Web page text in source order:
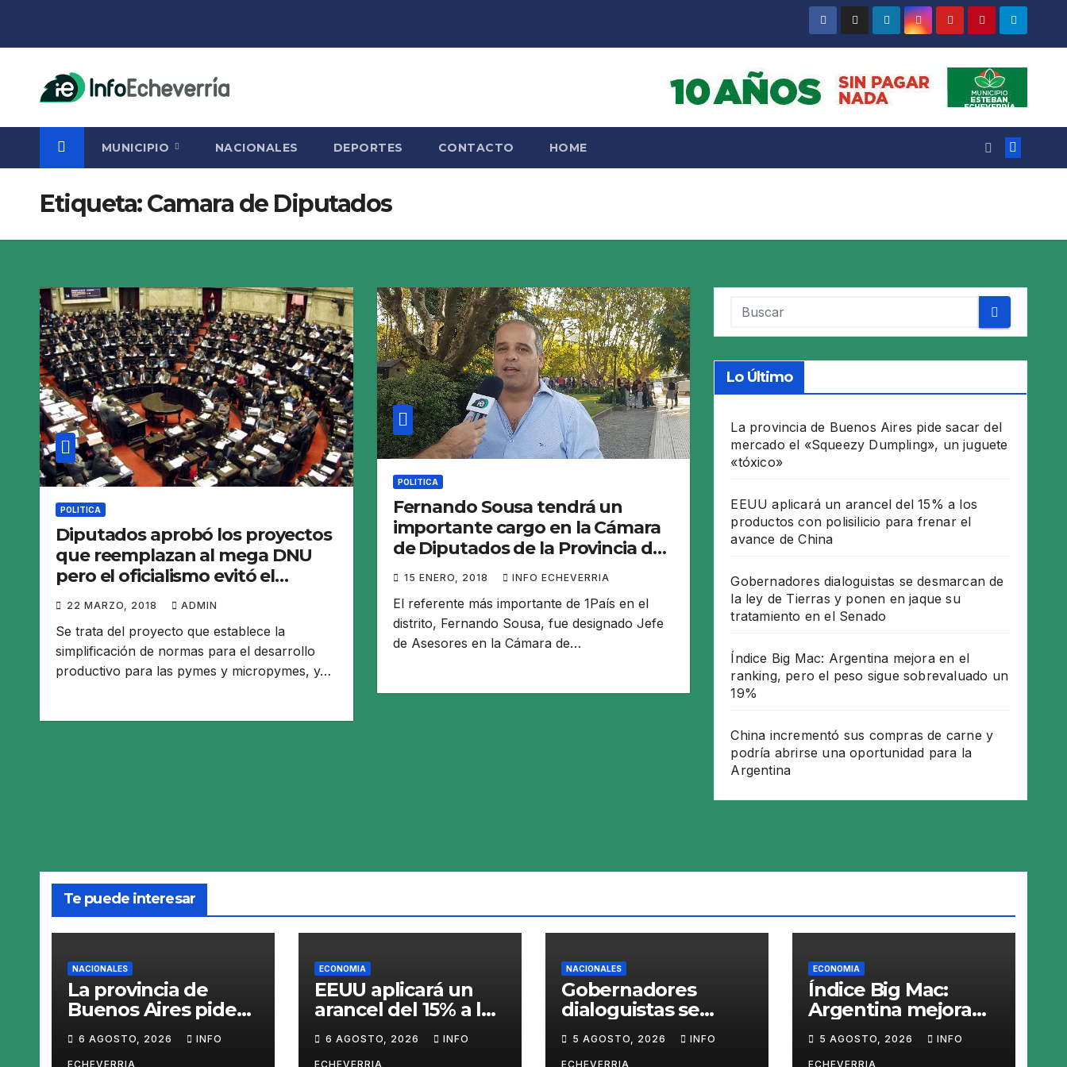
MUNICIPIO NACIONALES DEPORTES CONTACTO HOME
Etiqueta:Camara de Diputados
POLITICA
Diputados aprobó los proyectos
que reemplazan al mega DNU
pero el oficialismo evitó el
rechazo del decreto
22 MARZO, 2018 ADMIN
Se trata del proyecto que establece la
simplificación de normas para el desarrollo
productivo para las pymes y micropymes, y…
POLITICA
Fernando Sousa tendrá un
importante cargo en la Cámara
de Diputados de la Provincia de
Buenos Aires
15 ENERO, 2018 INFO ECHEVERRIA
El referente más importante de 1País en el
distrito, Fernando Sousa, fue designado Jefe
de Asesores en la Cámara de…
Lo Último
La provincia de Buenos Aires pide sacar del
mercado el «Squeezy Dumpling», un juguete
«tóxico»
EEUU aplicará un arancel del 15% a los
productos con polisilicio para frenar el
avance de China
Gobernadores dialoguistas se desmarcan de
la ley de Tierras y ponen en jaque su
tratamiento en el Senado
Índice Big Mac: Argentina mejora en el
ranking, pero el peso sigue sobrevaluado un
19%
China incrementó sus compras de carne y
podría abrirse una oportunidad para la
Argentina
Te puede interesar
NACIONALES
La provincia de
Buenos Aires pide
sacar del mercado
el «Squeezy
6 AGOSTO, 2026 INFO
ECHEVERRIA
ECONOMIA
EEUU aplicará un
arancel del 15% a los
productos con
polisilicio para
6 AGOSTO, 2026 INFO
ECHEVERRIA
NACIONALES
Gobernadores
dialoguistas se
desmarcan de la ley
de Tierras y ponen
5 AGOSTO, 2026 INFO
ECHEVERRIA
ECONOMIA
Índice Big Mac:
Argentina mejora
en el ranking, pero
el peso sigue
5 AGOSTO, 2026 INFO
ECHEVERRIA